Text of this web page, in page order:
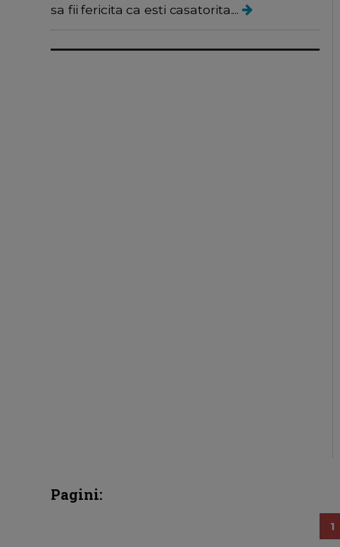
sa fii fericita ca esti casatorita....
Pagini:
1